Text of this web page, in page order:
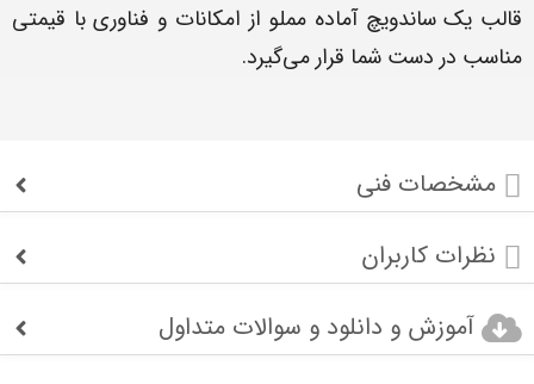
قالب یک ساندویچ آماده مملو از امکانات و فناوری با قیمتی
مناسب در دست شما قرار می‌گیرد.
مشخصات فنی
نظرات کاربران
آموزش و دانلود و سوالات متداول